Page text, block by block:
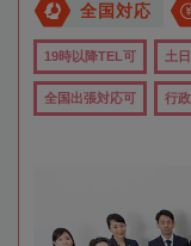
全国対応
19時以降TEL可 土
全国出張対応可 行